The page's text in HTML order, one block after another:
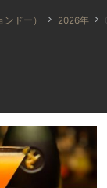
ドー） 2026年